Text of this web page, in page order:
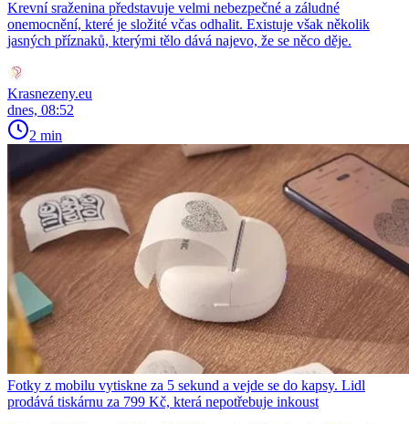
Krevní sraženina představuje velmi nebezpečné a záludné
onemocnění, které je složité včas odhalit. Existuje však několik
jasných příznaků, kterými tělo dává najevo, že se něco děje.
Krasnezeny.eu
dnes, 08:52
2 min
Fotky z mobilu vytiskne za 5 sekund a vejde se do kapsy. Lidl
prodává tiskárnu za 799 Kč, která nepotřebuje inkoust